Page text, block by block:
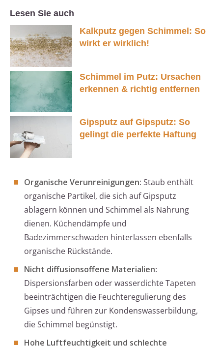
Lesen Sie auch
Kalkputz gegen Schimmel: So
wirkt er wirklich!
Schimmel im Putz: Ursachen
erkennen & richtig entfernen
Gipsputz auf Gipsputz: So
gelingt die perfekte Haftung
Organische Verunreinigungen: Staub enthält
organische Partikel, die sich auf Gipsputz
ablagern können und Schimmel als Nahrung
dienen. Küchendämpfe und
Badezimmerschwaden hinterlassen ebenfalls
organische Rückstände.
Nicht diffusionsoffene Materialien:
Dispersionsfarben oder wasserdichte Tapeten
beeinträchtigen die Feuchteregulierung des
Gipses und führen zur Kondenswasserbildung,
die Schimmel begünstigt.
Hohe Luftfeuchtigkeit und schlechte